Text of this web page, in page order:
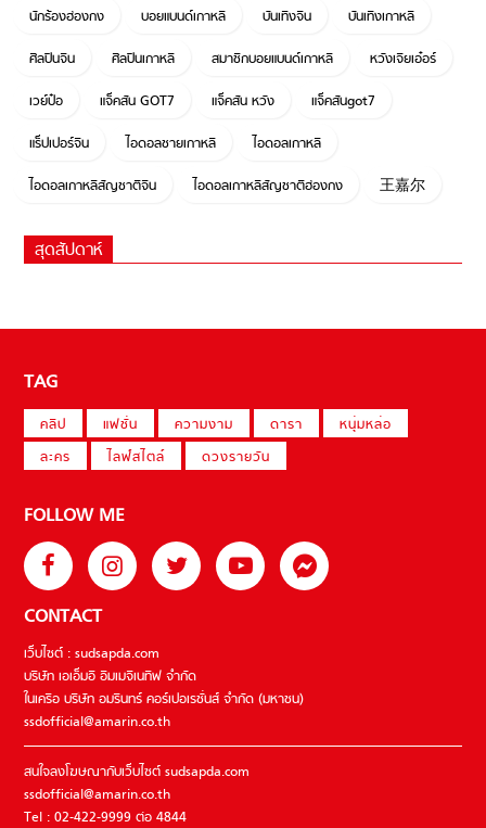
นักร้องฮ่องกง
บอยแบนด์เกาหลี บันเทิงจีน
บันเทิงเกาหลี
ศิลปินจีน
ศิลปินเกาหลี สมาชิกบอยแบนด์เกาหลี
หวังเจียเอ๋อร์
เวย์ป๋อ
แจ็คสัน GOT7 แจ็คสัน หวัง
แจ็คสันgot7
แร็ปเปอร์จีน
ไอดอลชายเกาหลี
ไอดอลเกาหลี
ไอดอลเกาหลีสัญชาติจีน
ไอดอลเกาหลีสัญชาติฮ่องกง 王嘉尔
สุดสัปดาห์
TAG
คลิป แฟชั่น ความงาม ดารา
หนุ่มหล่อ
ละคร
ไลฟ์สไตล์ ดวงรายวัน
FOLLOW ME
CONTACT
เว็บไซต์ : sudsapda.com
บริษัท เอเอ็มอี อิมเมจิเนทีฟ จำกัด
ในเครือ บริษัท อมรินทร์ คอร์เปอเรชั่นส์ จำกัด (มหาชน)
ssdofficial@amarin.co.th
สนใจลงโฆษณากับเว็บไซต์ sudsapda.com
ssdofficial@amarin.co.th
Tel : 02-422-9999 ต่อ 4844